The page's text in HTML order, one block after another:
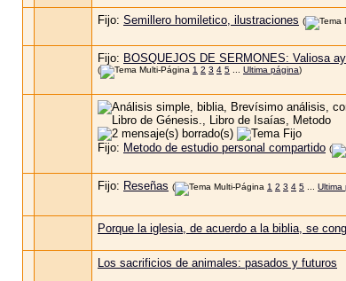
Fijo: Semillero homiletico, ilustraciones (
Fijo: BOSQUEJOS DE SERMONES: Valiosa
( 1 2 3 4 5 Ultima página)
Fijo: Metodo de estudio personal compartido (
Fijo: Reseñas ( 1 2 3 4 5 Ultima
Porque la iglesia, de acuerdo a la biblia, se
Los sacrificios de animales: pasados y futuros